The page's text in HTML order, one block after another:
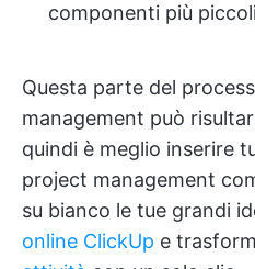
componenti più
Questa parte del
management può
quindi è meglio inserire
project management
su bianco le tue grandi
online ClickUp e